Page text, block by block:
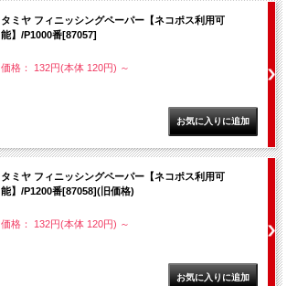
タミヤ フィニッシングペーパー【ネコポス利用可
能】/P1000番[87057]
価格： 132円(本体 120円) ～
タミヤ フィニッシングペーパー【ネコポス利用可
能】/P1200番[87058](旧価格)
価格： 132円(本体 120円) ～